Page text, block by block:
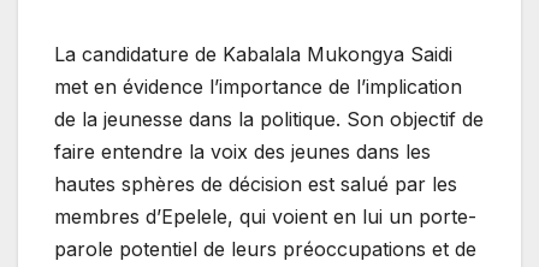
La candidature de Kabalala Mukongya Saidi
met en évidence l’importance de l’implication
de la jeunesse dans la politique. Son objectif de
faire entendre la voix des jeunes dans les
hautes sphères de décision est salué par les
membres d’Epelele, qui voient en lui un porte-
parole potentiel de leurs préoccupations et de